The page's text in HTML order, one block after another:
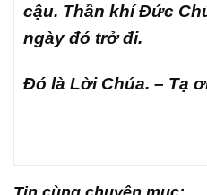
cậu. Thần khí Đức
ngày đó trở đi.
Đó là Lời Chúa. – Tạ